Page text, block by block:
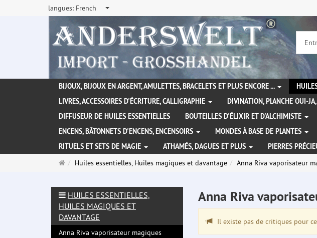
langues: French
BIJOUX, BIJOUX EN ARGENT, AMULETTES, BRACELETS ET PLUS ENCORE ...
LIVRES, ACCESSOIRES D'ÉCRITURE, CALLIGRAPHIE
DIVINATION, PLANCHE OUI-
DIFFUSEUR DE HUILES ESSENTIELLES
BOUTEILLES D'ÉLIXIR ET D'ALCHIMISTE
ENCENS, BÂTONNETS D'ENCENS, ENCENSOIRS
MONDES À BASE DE PLANTES
RITUELS ET SETS DE MAGIE
ATHAMÉS, DAGUES ET PLUS PIERRES
PageHuiles essentielles, Huiles magiques et davantage Anna Riva vaporisateur
Anna Riva
Il existe pas de critiques pour
HUILES ESSENTIELLES,
HUILES MAGIQUES ET
DAVANTAGE
Anna Riva vaporisateur magiques